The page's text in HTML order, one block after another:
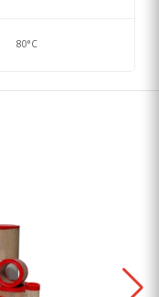
80°C